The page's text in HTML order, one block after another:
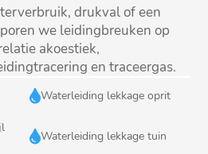
drukval of een
we leidingbreuken op
akoestiek,
en traceergas.​
Waterleiding lekkage oprit
Waterleiding lekkage tuin